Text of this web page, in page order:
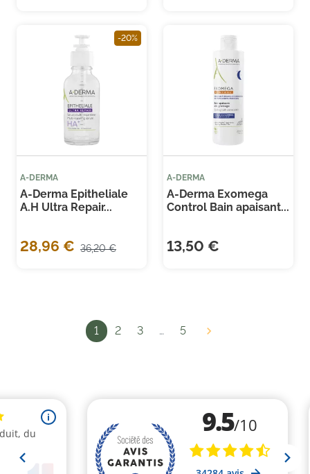
-20%
A-DERMA
A-Derma Epitheliale
A.H Ultra Repair...
28,96 € 36,20 €
A-DERMA
A-Derma Exomega
Control Bain apaisant...
13,50 €
1 2 3 … 5 